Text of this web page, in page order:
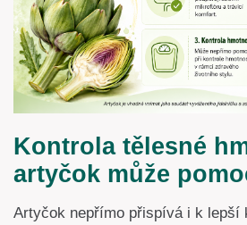
Kontrola tělesné
artyčok může
Artyčok nepřímo přispívá i k lepší